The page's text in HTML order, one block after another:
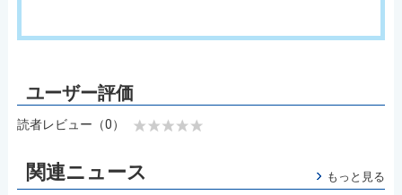
読者レビュー（0）
関連ニュース もっと見る